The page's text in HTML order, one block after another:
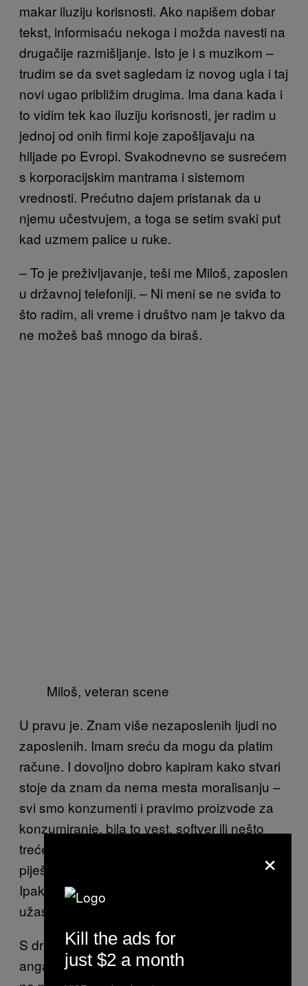
makar iluziju korisnosti. Ako napišem dobar
tekst, informisaću nekoga i možda navesti na
drugačije razmišljanje. Isto je i s muzikom –
trudim se da svet sagledam iz novog ugla i taj
novi ugao približim drugima. Ima dana kada i
to vidim tek kao iluziju korisnosti, jer radim u
jednoj od onih firmi koje zapošljavaju na
hiljade po Evropi. Svakodnevno se susrećem
s korporacijskim mantrama i sistemom
vrednosti. Prećutno dajem pristanak da u
njemu učestvujem, a toga se setim svaki put
kad uzmem palice u ruke.
– To je preživljavanje, teši me Miloš, zaposlen
u državnoj telefoniji. – Ni meni se ne sviđa to
što radim, ali vreme i društvo nam je takvo da
ne možeš baš mnogo da biraš.
Miloš, veteran scene
U pravu je. Znam više nezaposlenih ljudi no
zaposlenih. Imam sreću da mogu da platim
račune. I dovoljno dobro kapiram kako stvari
stoje da znam da nema mesta moralisanju –
svi smo konzumenti i pravimo proizvode za
konzumiranje, bila to vest, softver ili nešto
treće. Ne nosiš najke, ali nosiš vansice. Ne
piješ koka-kolu, ali piješ koktu. Isti kurac.
Ipak, koncept hardkor pankera u odelu me
užasava, baš zato što mi nije stran.
S druge strane, jebeš pank koji nije
angažovan. Nemam više petnaest godina i
×
Kill the ads for
just $2 a month